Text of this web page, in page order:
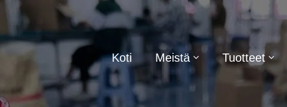
Koti Meistä Tuotteet